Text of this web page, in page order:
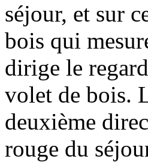
séjour, et sur
bois qui
dirige le
volet de bois.
deuxième
rouge du